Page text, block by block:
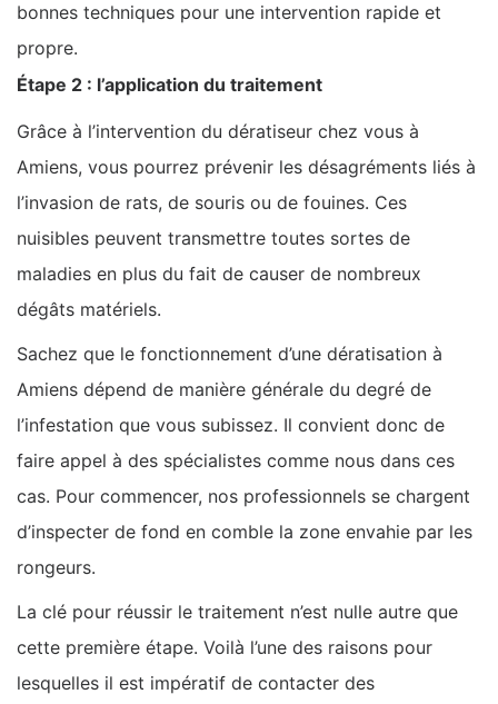
bonnes techniques pour une intervention rapide et
propre.
Étape 2 : l’application du traitement
Grâce à l’intervention du dératiseur chez vous à
Amiens, vous pourrez prévenir les désagréments liés à
l’invasion de rats, de souris ou de fouines. Ces
nuisibles peuvent transmettre toutes sortes de
maladies en plus du fait de causer de nombreux
dégâts matériels.
Sachez que le fonctionnement d’une dératisation à
Amiens dépend de manière générale du degré de
l’infestation que vous subissez. Il convient donc de
faire appel à des spécialistes comme nous dans ces
cas. Pour commencer, nos professionnels se chargent
d’inspecter de fond en comble la zone envahie par les
rongeurs.
La clé pour réussir le traitement n’est nulle autre que
cette première étape. Voilà l’une des raisons pour
lesquelles il est impératif de contacter des